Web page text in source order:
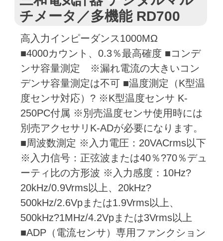
チメータ／多機能 RD700
高入力インピーダンス1000MΩ
■4000カウント、0.3％最高確度 ■コンデ
ンサ容量測定 ※漏れ電流の大きいコン
デンサ容量測定は不可 ■温度測定（K型温
度センサ対応）? ※K型温度センサ K-
250PC付属 ※別売温度センサ使用時には
別売アクセサリK-ADが必要になります。
■周波数測定 ※入力電圧：20VACrms以下
※入力信号：正弦波または40％?70％デュ
ーティ比の方形波 ※入力感度：10Hz?
20kHz/0.9Vrms以上、20kHz?
500kHz/2.6Vpまたは1.9Vrms以上、
500kHz?1MHz/4.2Vpまたは3Vrms以上
■ADP（電流センサ）専用ファンクション